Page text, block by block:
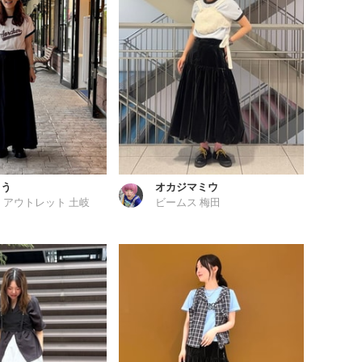
アウトレット 土岐
オカジマミウ
ビームス 梅田